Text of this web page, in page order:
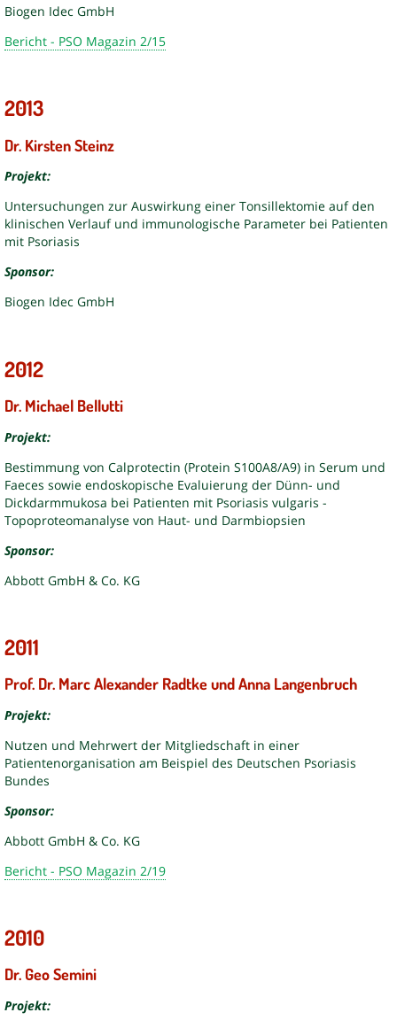
Biogen Idec GmbH
Bericht - PSO Magazin 2/15
2013
Dr. Kirsten Steinz
Projekt:
Untersuchungen zur Auswirkung einer Tonsillektomie auf den
klinischen Verlauf und immunologische Parameter bei Patienten
mit Psoriasis
Sponsor:
Biogen Idec GmbH
2012
Dr. Michael Bellutti
Projekt:
Bestimmung von Calprotectin (Protein S100A8/A9) in Serum und
Faeces sowie endoskopische Evaluierung der Dünn- und
Dickdarmmukosa bei Patienten mit Psoriasis vulgaris -
Topoproteomanalyse von Haut- und Darmbiopsien
Sponsor:
Abbott GmbH & Co. KG
2011
Prof. Dr. Marc Alexander Radtke und Anna Langenbruch
Projekt:
Nutzen und Mehrwert der Mitgliedschaft in einer
Patientenorganisation am Beispiel des Deutschen Psoriasis
Bundes
Sponsor:
Abbott GmbH & Co. KG
Bericht - PSO Magazin 2/19
2010
Dr. Geo Semini
Projekt: